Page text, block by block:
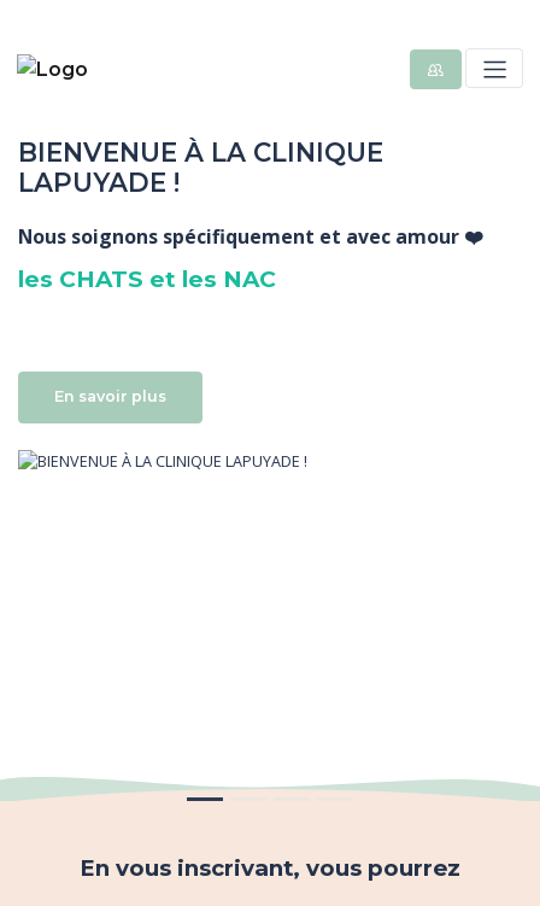
BIENVENUE À LA CLINIQUE
LAPUYADE !
Nous soignons spécifiquement et avec amour ❤️
les CHATS et les NAC
En savoir plus
En vous inscrivant, vous pourrez